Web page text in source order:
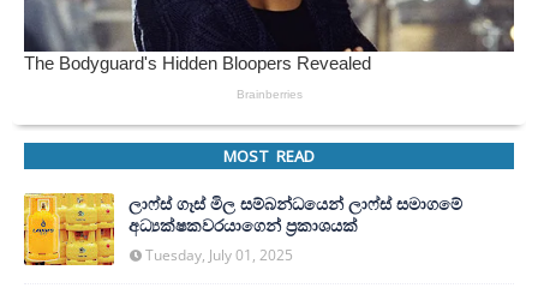
MOST READ
ලාෆ්ස් ගෑස් මිල සම්බන්ධයෙන් ලාෆ්ස් සමාගමේ
අධ්‍යක්ෂකවරයාගෙන් ප්‍රකාශයක්
Tuesday, July 01, 2025